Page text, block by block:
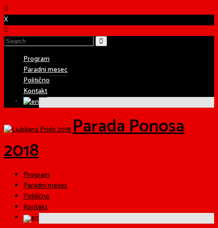
X
Program
Paradni mesec
Politično
Kontakt
Parada Ponosa
2018
Program
Paradni mesec
Politično
Kontakt